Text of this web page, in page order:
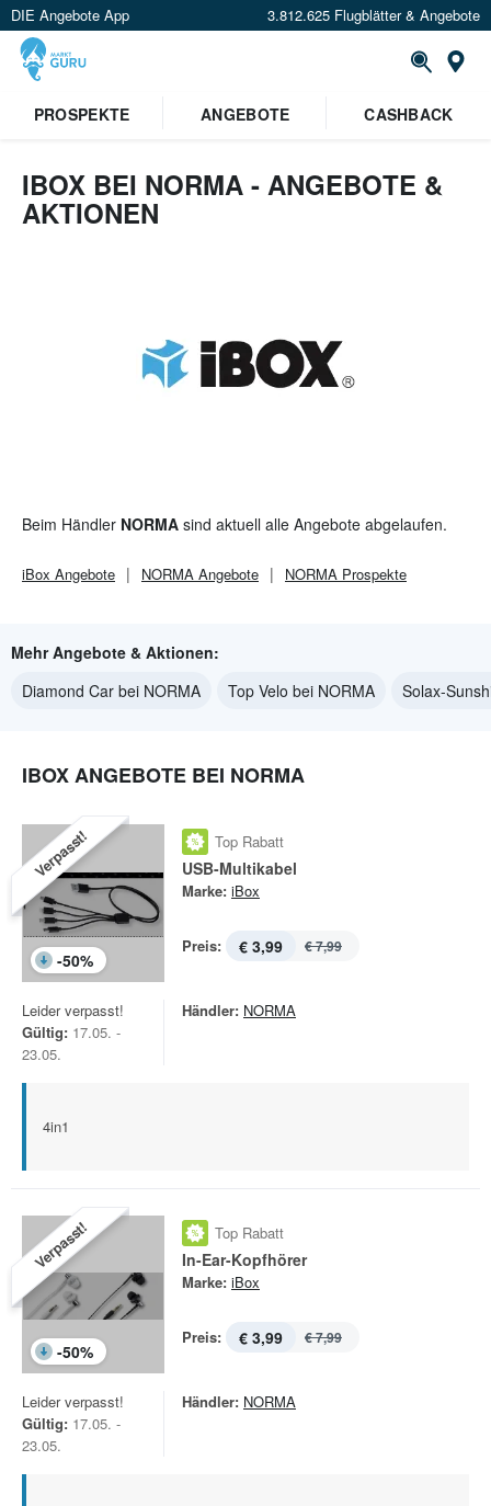
DIE Angebote App 3.812.625 Flugblätter & Angebote
PROSPEKTE
ANGEBOTE CASHBACK
IBOX BEI NORMA - ANGEBOTE &
AKTIONEN
Beim Händler NORMA sind aktuell alle Angebote abgelaufen.
iBox Angebote NORMA Angebote NORMA Prospekte
Mehr Angebote & Aktionen:
Diamond Car bei NORMA
Top Velo bei NORMA Solax-
IBOX ANGEBOTE BEI NORMA
Verpasst!
-50%
Top Rabatt
USB-Multikabel
Marke: iBox
Preis: € 3,99 € 7,99
Leider verpasst!
Gültig: 17.05. -
23.05.
Händler: NORMA
4in1
Verpasst!
-50%
Top Rabatt
In-Ear-Kopfhörer
Marke: iBox
Preis: € 3,99 € 7,99
Leider verpasst!
Gültig: 17.05. -
23.05.
Händler: NORMA